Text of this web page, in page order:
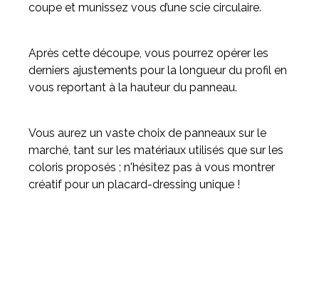
coupe et munissez vous d’une scie circulaire.
Après cette découpe, vous pourrez opérer les
derniers ajustements pour la longueur du profil en
vous reportant à la hauteur du panneau.
Vous aurez un vaste choix de panneaux sur le
marché, tant sur les matériaux utilisés que sur les
coloris proposés ; n'hésitez pas à vous montrer
créatif pour un placard-dressing unique !